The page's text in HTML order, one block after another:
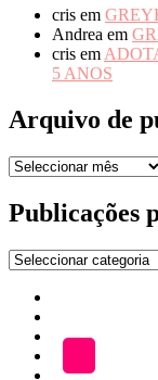
cris em
Andrea em
cris em
5 ANOS
Arquivo de
Arquivo
publicações
Publicações
Publicações
Categoria
ADOÇÃO
LOJA